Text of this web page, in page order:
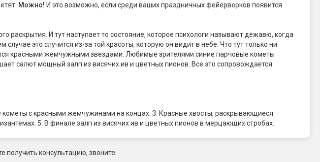
Можно! И это возможно, если среди ваших праздничных фейерверков появится
раскрытия. И тут наступает то состояние, которое психологи называют дежавю, когда
это случится из-за той красоты, которую он видит в небе. Что тут только ни
красными жемчужными звездами. Любимые зрителями синие парчовые кометы
салют мощный залп из висячих ив и цветных пионов. Все это сопровождается
с красными жемчужинами на концах. 3. Красные хвосты, раскрывающиеся
5. В финале залп из висячих ив и цветных пионов в мерцающих стробах.
получить консультацию, звоните: